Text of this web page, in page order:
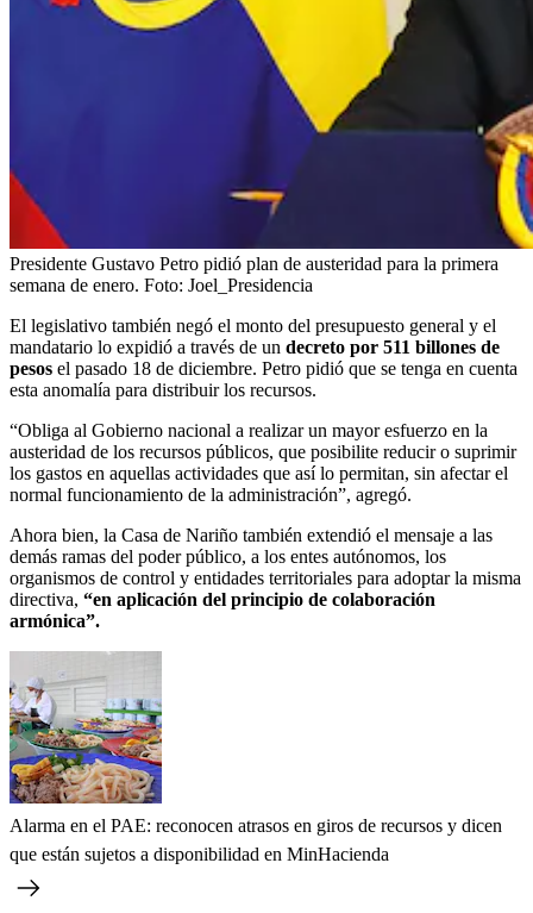
Presidente Gustavo Petro pidió plan de austeridad para la primera
semana de enero. Foto: Joel_Presidencia
El legislativo también negó el monto del presupuesto general y el
mandatario lo expidió a través de un decreto por 511 billones de
pesos el pasado 18 de diciembre. Petro pidió que se tenga en cuenta
esta anomalía para distribuir los recursos.
“Obliga al Gobierno nacional a realizar un mayor esfuerzo en la
austeridad de los recursos públicos, que posibilite reducir o suprimir
los gastos en aquellas actividades que así lo permitan, sin afectar el
normal funcionamiento de la administración”, agregó.
Ahora bien, la Casa de Nariño también extendió el mensaje a las
demás ramas del poder público, a los entes autónomos, los
organismos de control y entidades territoriales para adoptar la misma
directiva, “en aplicación del principio de colaboración
armónica”.
Alarma en el PAE: reconocen atrasos en giros de recursos y dicen
que están sujetos a disponibilidad en MinHacienda